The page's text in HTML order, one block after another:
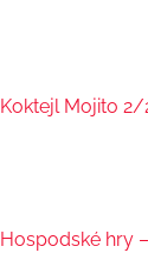
Koktejl Mojito 2/
Hospodské hry